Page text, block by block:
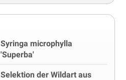
Syringa microphylla
'Superba'
Selektion der Wildart aus